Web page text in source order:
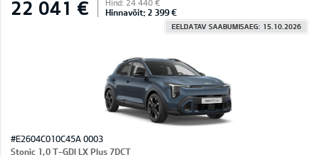
22 041 € Hind: 24 440 €
Hinnavõit: 2 399 €
EELDATAV SAABUMISAEG: 15.10.2026
#E2604C010C45A 0003
Stonic 1,0 T-GDI LX Plus 7DCT